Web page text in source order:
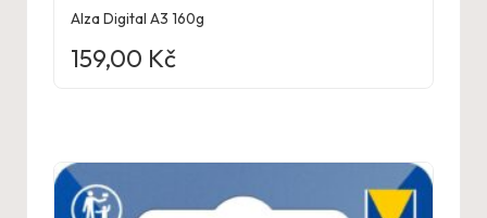
Alza Digital A3 160g
159,00 Kč